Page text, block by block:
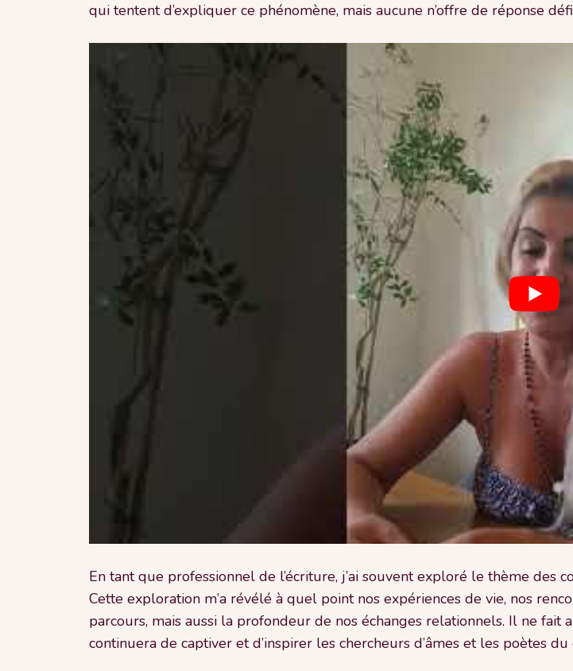
qui tentent d’expliquer ce phénomène, mais aucune n’offre de réponse
En tant que professionnel de l’écriture, j’ai souvent exploré le thème des
Cette exploration m’a révélé à quel point nos expériences de vie, nos
parcours, mais aussi la profondeur de nos échanges relationnels. Il ne
continuera de captiver et d’inspirer les chercheurs d’âmes et les poètes